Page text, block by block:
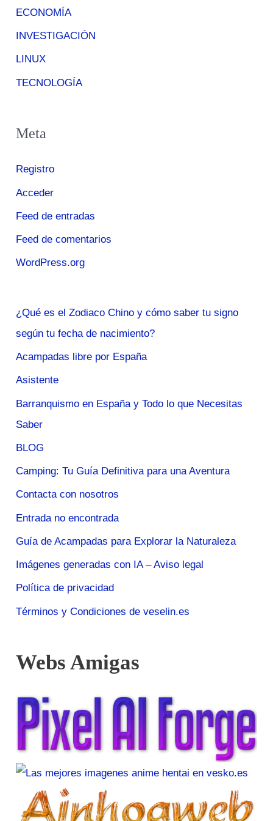
ECONOMÍA
INVESTIGACIÓN
LINUX
TECNOLOGÍA
Meta
Registro
Acceder
Feed de entradas
Feed de comentarios
WordPress.org
¿Qué es el Zodiaco Chino y cómo saber tu signo
según tu fecha de nacimiento?
Acampadas libre por España
Asistente
Barranquismo en España y Todo lo que Necesitas
Saber
BLOG
Camping: Tu Guía Definitiva para una Aventura
Contacta con nosotros
Entrada no encontrada
Guía de Acampadas para Explorar la Naturaleza
Imágenes generadas con IA – Aviso legal
Política de privacidad
Términos y Condiciones de veselin.es
Webs Amigas